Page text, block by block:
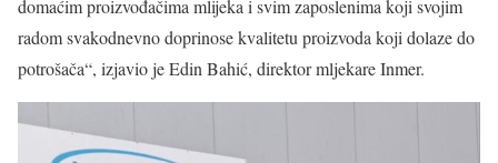
domaćim proizvođačima mlijeka i svim zaposlenima koji svojim
radom svakodnevno doprinose kvalitetu proizvoda koji dolaze do
potrošača“, izjavio je Edin Bahić, direktor mljekare Inmer.